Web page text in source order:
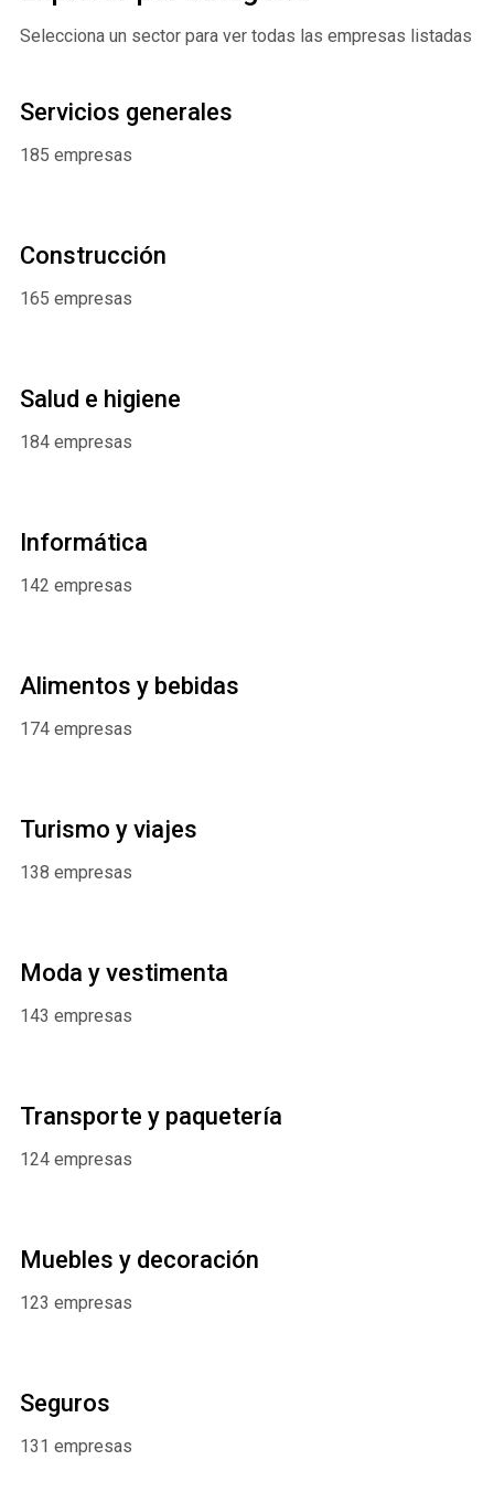
Selecciona un sector para ver todas las empresas listadas
Servicios generales
185 empresas
Construcción
165 empresas
Salud e higiene
184 empresas
Informática
142 empresas
Alimentos y bebidas
174 empresas
Turismo y viajes
138 empresas
Moda y vestimenta
143 empresas
Transporte y paquetería
124 empresas
Muebles y decoración
123 empresas
Seguros
131 empresas